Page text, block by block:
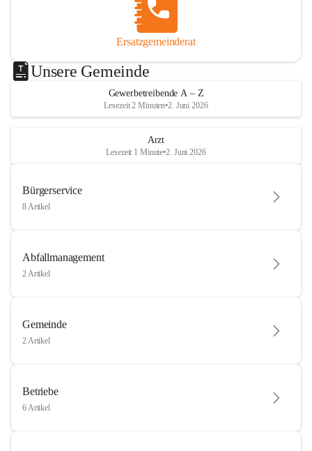
Ersatzgemeinderat
Unsere Gemeinde
Gewerbetreibende A – Z
Lesezeit 2 Minuten•2. Juni 2026
Arzt
Lesezeit 1 Minute•2. Juni 2026
Bürgerservice
8 Artikel
Abfallmanagement
2 Artikel
Gemeinde
2 Artikel
Betriebe
6 Artikel